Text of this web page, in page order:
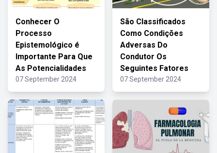
Conhecer O
Processo
Epistemológico é
Importante Para Que
As Potencialidades
07 September 2024
São Classificados
Como Condições
Adversas Do
Condutor Os
Seguintes Fatores
07 September 2024